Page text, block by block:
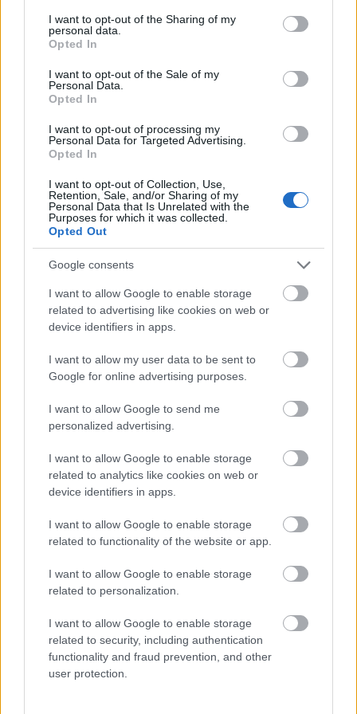
not limited to your visit or usage behaviour. You may click to
grant or deny consent to Google and its third-party tags to
use your data for below specified purposes in below Google
consent section.
I want to opt-out of the Sharing of my
personal data.
Opted In
I want to opt-out of the Sale of my
Personal Data.
Opted In
I want to opt-out of processing my
Personal Data for Targeted Advertising.
Opted In
I want to opt-out of Collection, Use,
Retention, Sale, and/or Sharing of my
Personal Data that Is Unrelated with the
Purposes for which it was collected.
Opted Out
Google consents
I want to allow Google to enable storage
related to advertising like cookies on web or
device identifiers in apps.
I want to allow my user data to be sent to
Google for online advertising purposes.
I want to allow Google to send me
personalized advertising.
I want to allow Google to enable storage
related to analytics like cookies on web or
device identifiers in apps.
I want to allow Google to enable storage
related to functionality of the website or app.
I want to allow Google to enable storage
related to personalization.
I want to allow Google to enable storage
related to security, including authentication
functionality and fraud prevention, and other
user protection.
trailer + poszter: vaksötét [don't
breathe] (2016)
Takács Máté•2016. május 13.
Pár fiatal jó ötletnek tartja, hogy betörjön a vén vak
Stephen Langhez. Megbánják, mert ez a fazon
szemtelenül ügyes. A friss trailer mellett a korábban
megjelent poszter is szemrevételezhető a hozzánk
nyár végén érkező horror-thrillerhez, ami amúgy a
Gonosz halott-remake (mármint a 2013-as remake)
tv-kritika: ash vs evil dead s01e01
(2015)
- SPOILERMENTES - Kis híján harmincöt év telt el
azóta, hogy Ash J. Williams négy barátjával együtt
elindult az erdőbe, ahol hétvégi laza punnyadás